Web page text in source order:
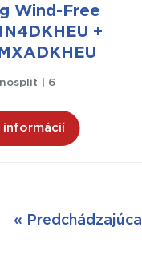
Wind-Free
+
| 6
informácií
« Predchádzajúca